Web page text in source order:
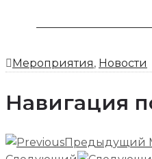
Мероприятия, Новости
Навигация
Предыдущий